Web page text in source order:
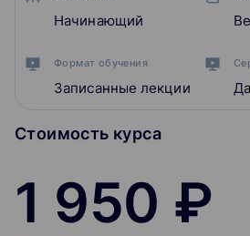
Начинающий
Формат обучения
Записанные лекции Да
Стоимость курса
1 950 ₽